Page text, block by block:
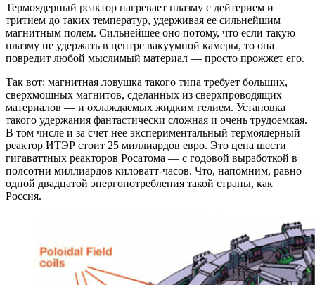
Термоядерный реактор нагревает плазму с дейтерием и
тритием до таких температур, удерживая ее сильнейшим
магнитным полем. Сильнейшее оно потому, что если такую
плазму не удержать в центре вакуумной камеры, то она
повредит любой мыслимый материал — просто прожжет его.
Так вот: магнитная ловушка такого типа требует больших,
сверхмощных магнитов, сделанных из сверхпроводящих
материалов — и охлаждаемых жидким гелием. Установка
такого удержания фантастически сложная и очень трудоемкая.
В том числе и за счет нее экспериментальный термоядерный
реактор ИТЭР стоит 25 миллиардов евро. Это цена шести
гигаваттных реакторов Росатома — с годовой выработкой в
полсотни миллиардов киловатт-часов. Что, напомним, равно
одной двадцатой энергопотребления такой страны, как
Россия.